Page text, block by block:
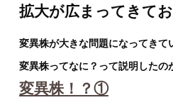
拡大が広まってきてお
変異株が大きな問題になってきて
変異株ってなに？って説明したの
変異株！？①